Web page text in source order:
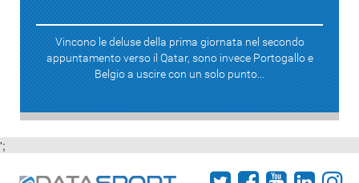
Vincono le deluse della prima giornata nel secondo
appuntamento verso il Qatar, sono invece Portogallo e
Belgio a uscire con un solo punto...
';